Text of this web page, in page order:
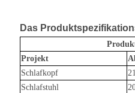
Das
Projekt
Schlafkopf
Schlafstuhl